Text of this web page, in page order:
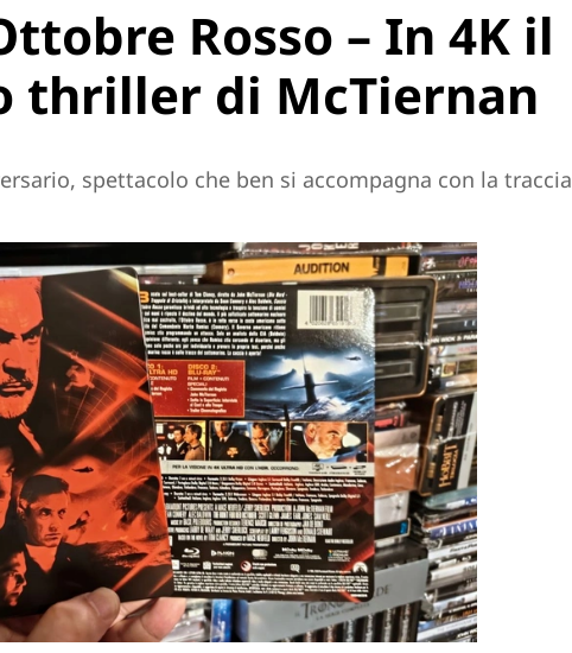
Rosso – In 4K il
thriller di McTiernan
spettacolo che ben si accompagna con la traccia